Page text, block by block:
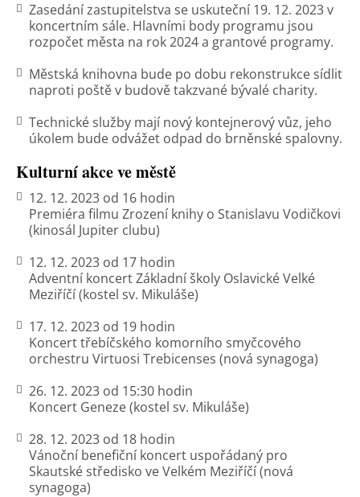
Zasedání zastupitelstva se uskuteční 19. 12. 2023 v
koncertním sále. Hlavními body programu jsou
rozpočet města na rok 2024 a grantové programy.
Městská knihovna bude po dobu rekonstrukce sídlit
naproti poště v budově takzvané bývalé charity.
Technické služby mají nový kontejnerový vůz, jeho
úkolem bude odvážet odpad do brněnské spalovny.
Kulturní akce ve městě
12. 12. 2023 od 16 hodin
Premiéra filmu Zrození knihy o Stanislavu Vodičkovi
(kinosál Jupiter clubu)
12. 12. 2023 od 17 hodin
Adventní koncert Základní školy Oslavické Velké
Meziříčí (kostel sv. Mikuláše)
17. 12. 2023 od 19 hodin
Koncert třebíčského komorního smyčcového
orchestru Virtuosi Trebicenses (nová synagoga)
26. 12. 2023 od 15:30 hodin
Koncert Geneze (kostel sv. Mikuláše)
28. 12. 2023 od 18 hodin
Vánoční benefiční koncert uspořádaný pro
Skautské středisko ve Velkém Meziříčí (nová
synagoga)